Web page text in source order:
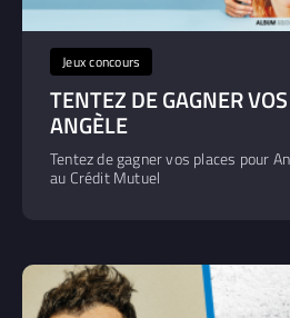
Jeux concours
TENTEZ DE GAGNER
ANGÈLE
Tentez de gagner vos places pour
au Crédit Mutuel